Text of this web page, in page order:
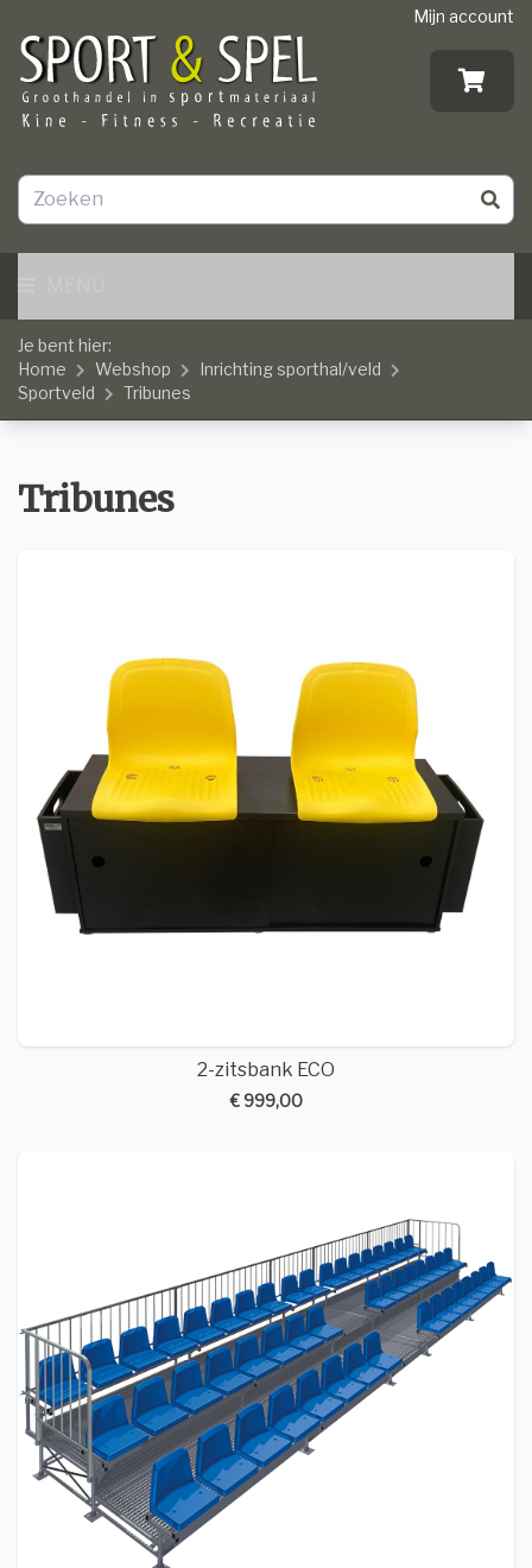
Mijn account
Je bent hier:
Home
Webshop
Inrichting sporthal/veld
Sportveld
Tribunes
Tribunes
2-zitsbank ECO
€ 999,00